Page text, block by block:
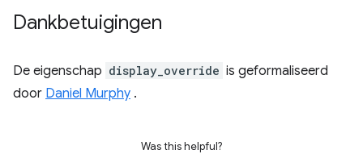
Dankbetuigingen
De eigenschap display_override is geformaliseerd
door Daniel Murphy .
Was this helpful?